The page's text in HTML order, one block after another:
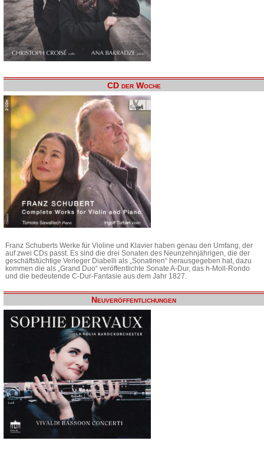
CD der Woche
Franz Schuberts Werke für Violine und Klavier haben genau den Umfang, der
auf zwei CDs passt. Es sind die drei Sonaten des Neunzehnjährigen, die der
geschäftstüchtige Verleger Diabelli als „Sonatinen“ herausgegeben hat, dazu
kommen die als „Grand Duo“ veröffentlichte Sonate A-Dur, das h-Moll-Rondo
und die bedeutende C-Dur-Fantasie aus dem Jahr 1827.
Neuveröffentlichungen